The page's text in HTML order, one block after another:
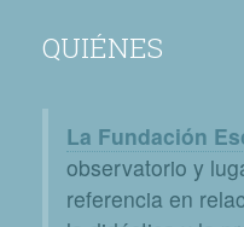
QUIÉNES
La Fundación
observatorio y
referencia en